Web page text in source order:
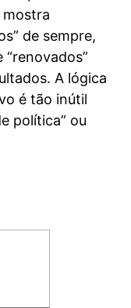
mostra
de sempre,
A lógica
é tão inútil
política” ou